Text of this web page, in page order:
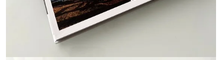
Другие стили фотокниг